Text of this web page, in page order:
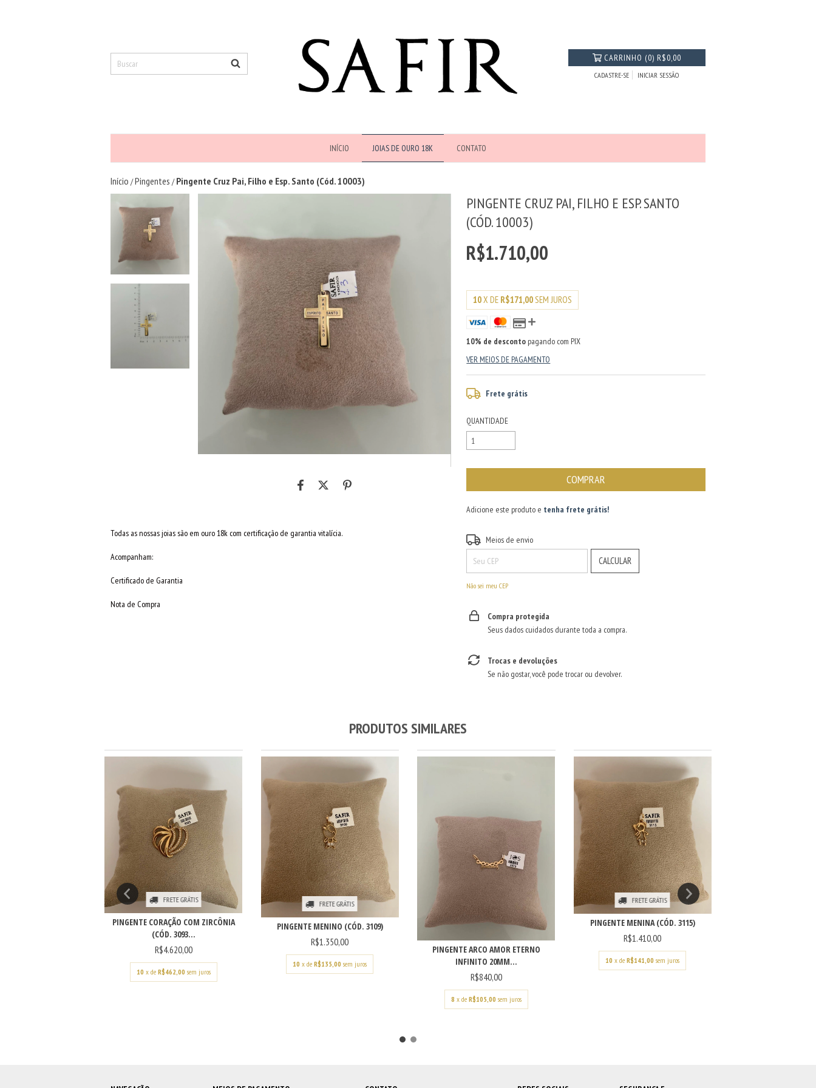
CARRINHO (0) R$0,00
CADASTRE-SE INICIAR SESSÃO
INÍCIO JOIAS DE OURO 18K CONTATO
Início /Pingentes / Pingente Cruz Pai, Filho e Esp. Santo (Cód. 10003)
Todas as nossas joias são em ouro 18k com certificação de garantia vitalícia.
Acompanham:
Certificado de Garantia
Nota de Compra
PINGENTE CRUZ PAI, FILHO E ESP. SANTO
(CÓD. 10003)
R$1.710,00
10X DE R$171,00SEM JUROS
10% de desconto pagando com PIX
VER MEIOS DE PAGAMENTO
Frete grátis
QUANTIDADE
Adicione este produto e tenha frete grátis!
Entregas para o CEP:
Meios de envio
CALCULAR
Não sei meu CEP
Compra protegida
Seus dados cuidados durante toda a compra.
Trocas e devoluções
Se não gostar, você pode trocar ou devolver.
PRODUTOS SIMILARES
FRETE GRÁTIS
PINGENTE CORAÇÃO COM ZIRCÔNIA
(CÓD. 3093...
R$4.620,00
10 x de R$462,00 sem juros
FRETE GRÁTIS
PINGENTE MENINO (CÓD. 3109)
R$1.350,00
10 x deR$135,00 sem juros
PINGENTE ARCO AMOR ETERNO
INFINITO 20MM...
R$840,00
8 x de R$105,00 sem juros
FRETE GRÁTIS
PINGENTE MENINA (CÓD. 3115)
R$1.410,00
10 x deR$141,00 sem juros